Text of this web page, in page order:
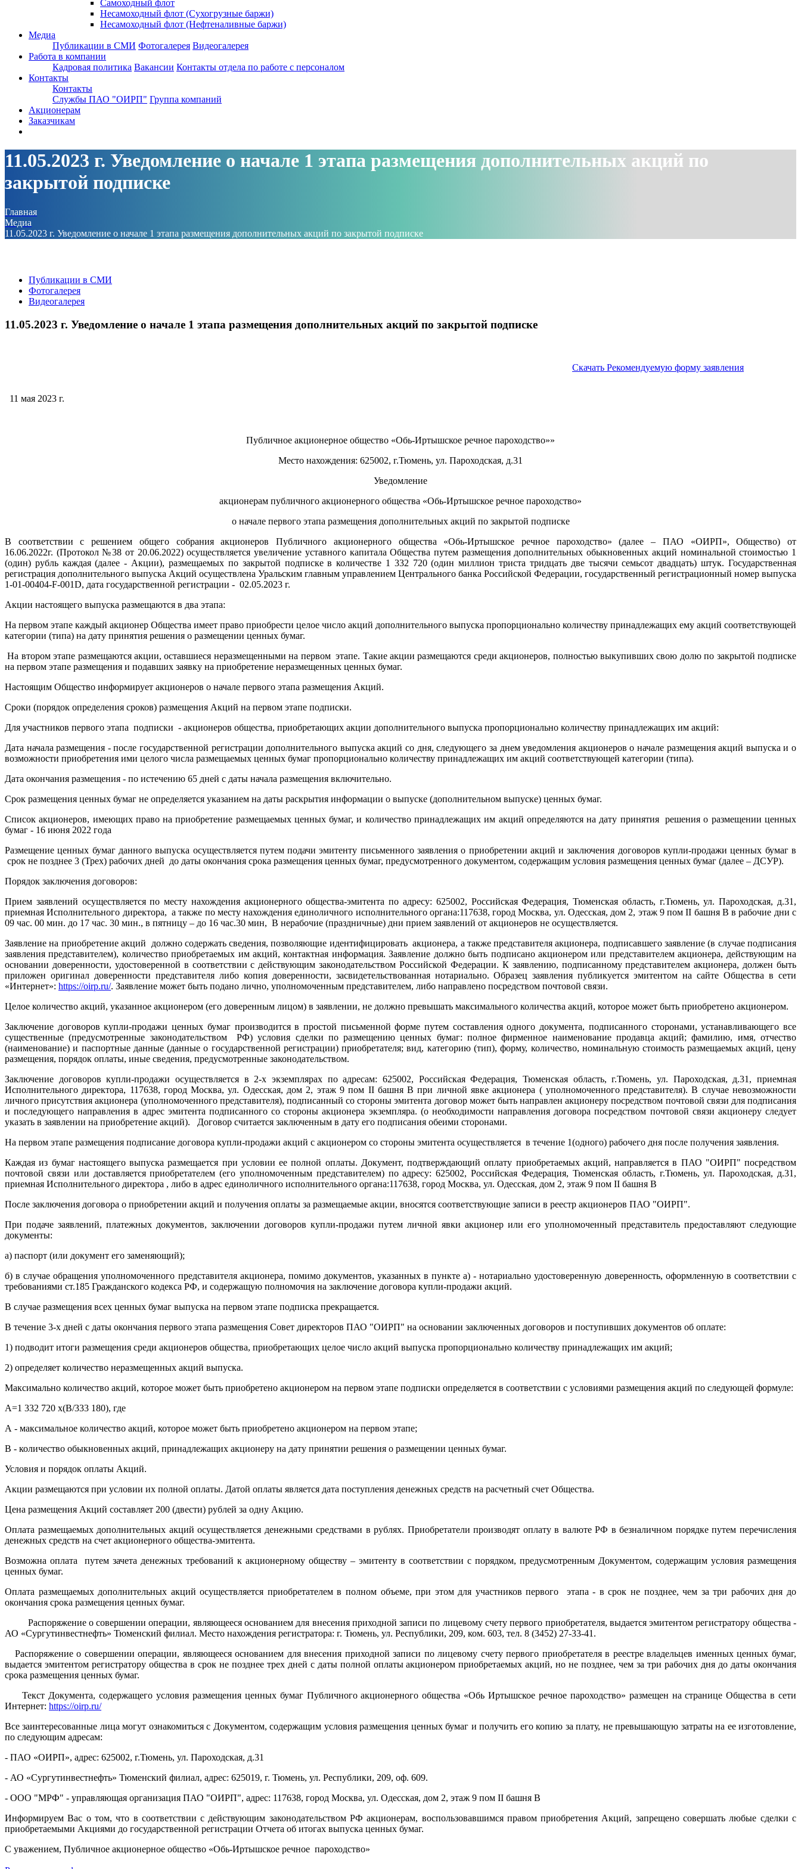
Самоходный флот
Несамоходный флот (Сухогрузные баржи)
Несамоходный флот (Нефтеналивные баржи)
Медиа
Публикации в СМИ Фотогалерея Видеогалерея
Работа в компании
Кадровая политика Вакансии Контакты отдела по работе с персоналом
Контакты
Контакты
Службы ПАО "ОИРП" Группа компаний
Акционерам
Заказчикам
11.05.2023 г. Уведомление о начале 1 этапа размещения дополнительных акций по
закрытой подписке
Главная
Медиа
11.05.2023 г. Уведомление о начале 1 этапа размещения дополнительных акций по закрытой подписке
Публикации в СМИ
Фотогалерея
Видеогалерея
11.05.2023 г. Уведомление о начале 1 этапа размещения дополнительных акций по закрытой подписке
Скачать Рекомендуемую форму заявления
11 мая 2023 г.
Публичное акционерное общество «Обь-Иртышское речное пароходство»»
Место нахождения: 625002, г.Тюмень, ул. Пароходская, д.31
Уведомление
акционерам публичного акционерного общества «Обь-Иртышское речное пароходство»
о начале первого этапа размещения дополнительных акций по закрытой подписке
В соответствии с решением общего собрания акционеров Публичного акционерного общества «Обь-Иртышское речное пароходство» (далее – ПАО «ОИРП», Общество) от
16.06.2022г. (Протокол №38 от 20.06.2022) осуществляется увеличение уставного капитала Общества путем размещения дополнительных обыкновенных акций номинальной стоимостью 1
(один) рубль каждая (далее - Акции), размещаемых по закрытой подписке в количестве 1 332 720 (один миллион триста тридцать две тысячи семьсот двадцать) штук. Государственная
регистрация дополнительного выпуска Акций осуществлена Уральским главным управлением Центрального банка Российской Федерации, государственный регистрационный номер выпуска
1-01-00404-F-001D, дата государственной регистрации - 02.05.2023 г.
Акции настоящего выпуска размещаются в два этапа:
На первом этапе каждый акционер Общества имеет право приобрести целое число акций дополнительного выпуска пропорционально количеству принадлежащих ему акций соответствующей
категории (типа) на дату принятия решения о размещении ценных бумаг.
На втором этапе размещаются акции, оставшиеся неразмещенными на первом этапе. Такие акции размещаются среди акционеров, полностью выкупивших свою долю по закрытой подписке
на первом этапе размещения и подавших заявку на приобретение неразмещенных ценных бумаг.
Настоящим Общество информирует акционеров о начале первого этапа размещения Акций.
Сроки (порядок определения сроков) размещения Акций на первом этапе подписки.
Для участников первого этапа подписки - акционеров общества, приобретающих акции дополнительного выпуска пропорционально количеству принадлежащих им акций:
Дата начала размещения - после государственной регистрации дополнительного выпуска акций со дня, следующего за днем уведомления акционеров о начале размещения акций выпуска и о
возможности приобретения ими целого числа размещаемых ценных бумаг пропорционально количеству принадлежащих им акций соответствующей категории (типа).
Дата окончания размещения - по истечению 65 дней с даты начала размещения включительно.
Срок размещения ценных бумаг не определяется указанием на даты раскрытия информации о выпуске (дополнительном выпуске) ценных бумаг.
Список акционеров, имеющих право на приобретение размещаемых ценных бумаг, и количество принадлежащих им акций определяются на дату принятия решения о размещении ценных
бумаг - 16 июня 2022 года
Размещение ценных бумаг данного выпуска осуществляется путем подачи эмитенту письменного заявления о приобретении акций и заключения договоров купли-продажи ценных бумаг в
срок не позднее 3 (Трех) рабочих дней до даты окончания срока размещения ценных бумаг, предусмотренного документом, содержащим условия размещения ценных бумаг (далее – ДСУР).
Порядок заключения договоров:
Прием заявлений осуществляется по месту нахождения акционерного общества-эмитента по адресу: 625002, Российская Федерация, Тюменская область, г.Тюмень, ул. Пароходская, д.31,
приемная Исполнительного директора, а также по месту нахождения единоличного исполнительного органа:117638, город Москва, ул. Одесская, дом 2, этаж 9 пом II башня В в рабочие дни с
09 час. 00 мин. до 17 час. 30 мин., в пятницу – до 16 час.30 мин, В нерабочие (праздничные) дни прием заявлений от акционеров не осуществляется.
Заявление на приобретение акций должно содержать сведения, позволяющие идентифицировать акционера, а также представителя акционера, подписавшего заявление (в случае подписания
заявления представителем), количество приобретаемых им акций, контактная информация. Заявление должно быть подписано акционером или представителем акционера, действующим на
основании доверенности, удостоверенной в соответствии с действующим законодательством Российской Федерации. К заявлению, подписанному представителем акционера, должен быть
приложен оригинал доверенности представителя либо копия доверенности, засвидетельствованная нотариально. Образец заявления публикуется эмитентом на сайте Общества в сети
«Интернет»: https://oirp.ru/. Заявление может быть подано лично, уполномоченным представителем, либо направлено посредством почтовой связи.
Целое количество акций, указанное акционером (его доверенным лицом) в заявлении, не должно превышать максимального количества акций, которое может быть приобретено акционером.
Заключение договоров купли-продажи ценных бумаг производится в простой письменной форме путем составления одного документа, подписанного сторонами, устанавливающего все
существенные (предусмотренные законодательством РФ) условия сделки по размещению ценных бумаг: полное фирменное наименование продавца акций; фамилию, имя, отчество
(наименование) и паспортные данные (данные о государственной регистрации) приобретателя; вид, категорию (тип), форму, количество, номинальную стоимость размещаемых акций, цену
размещения, порядок оплаты, иные сведения, предусмотренные законодательством.
Заключение договоров купли-продажи осуществляется в 2-х экземплярах по адресам: 625002, Российская Федерация, Тюменская область, г.Тюмень, ул. Пароходская, д.31, приемная
Исполнительного директора, 117638, город Москва, ул. Одесская, дом 2, этаж 9 пом II башня В при личной явке акционера ( уполномоченного представителя). В случае невозможности
личного присутствия акционера (уполномоченного представителя), подписанный со стороны эмитента договор может быть направлен акционеру посредством почтовой связи для подписания
и последующего направления в адрес эмитента подписанного со стороны акционера экземпляра. (о необходимости направления договора посредством почтовой связи акционеру следует
указать в заявлении на приобретение акций). Договор считается заключенным в дату его подписания обеими сторонами.
На первом этапе размещения подписание договора купли-продажи акций с акционером со стороны эмитента осуществляется в течение 1(одного) рабочего дня после получения заявления.
Каждая из бумаг настоящего выпуска размещается при условии ее полной оплаты. Документ, подтверждающий оплату приобретаемых акций, направляется в ПАО "ОИРП" посредством
почтовой связи или доставляется приобретателем (его уполномоченным представителем) по адресу: 625002, Российская Федерация, Тюменская область, г.Тюмень, ул. Пароходская, д.31,
приемная Исполнительного директора , либо в адрес единоличного исполнительного органа:117638, город Москва, ул. Одесская, дом 2, этаж 9 пом II башня В
После заключения договора о приобретении акций и получения оплаты за размещаемые акции, вносятся соответствующие записи в реестр акционеров ПАО "ОИРП".
При подаче заявлений, платежных документов, заключении договоров купли-продажи путем личной явки акционер или его уполномоченный представитель предоставляют следующие
документы:
а) паспорт (или документ его заменяющий);
б) в случае обращения уполномоченного представителя акционера, помимо документов, указанных в пункте а) - нотариально удостоверенную доверенность, оформленную в соответствии с
требованиями ст.185 Гражданского кодекса РФ, и содержащую полномочия на заключение договора купли-продажи акций.
В случае размещения всех ценных бумаг выпуска на первом этапе подписка прекращается.
В течение 3-х дней с даты окончания первого этапа размещения Совет директоров ПАО "ОИРП" на основании заключенных договоров и поступивших документов об оплате:
1) подводит итоги размещения среди акционеров общества, приобретающих целое число акций выпуска пропорционально количеству принадлежащих им акций;
2) определяет количество неразмещенных акций выпуска.
Максимально количество акций, которое может быть приобретено акционером на первом этапе подписки определяется в соответствии с условиями размещения акций по следующей формуле:
А=1 332 720 х(В/333 180), где
А - максимальное количество акций, которое может быть приобретено акционером на первом этапе;
В - количество обыкновенных акций, принадлежащих акционеру на дату принятии решения о размещении ценных бумаг.
Условия и порядок оплаты Акций.
Акции размещаются при условии их полной оплаты. Датой оплаты является дата поступления денежных средств на расчетный счет Общества.
Цена размещения Акций составляет 200 (двести) рублей за одну Акцию.
Оплата размещаемых дополнительных акций осуществляется денежными средствами в рублях. Приобретатели производят оплату в валюте РФ в безналичном порядке путем перечисления
денежных средств на счет акционерного общества-эмитента.
Возможна оплата путем зачета денежных требований к акционерному обществу – эмитенту в соответствии с порядком, предусмотренным Документом, содержащим условия размещения
ценных бумаг.
Оплата размещаемых дополнительных акций осуществляется приобретателем в полном объеме, при этом для участников первого этапа - в срок не позднее, чем за три рабочих дня до
окончания срока размещения ценных бумаг.
Распоряжение о совершении операции, являющееся основанием для внесения приходной записи по лицевому счету первого приобретателя, выдается эмитентом регистратору общества -
АО «Сургутинвестнефть» Тюменский филиал. Место нахождения регистратора: г. Тюмень, ул. Республики, 209, ком. 603, тел. 8 (3452) 27-33-41.
Распоряжение о совершении операции, являющееся основанием для внесения приходной записи по лицевому счету первого приобретателя в реестре владельцев именных ценных бумаг,
выдается эмитентом регистратору общества в срок не позднее трех дней с даты полной оплаты акционером приобретаемых акций, но не позднее, чем за три рабочих дня до даты окончания
срока размещения ценных бумаг.
Текст Документа, содержащего условия размещения ценных бумаг Публичного акционерного общества «Обь Иртышское речное пароходство» размещен на странице Общества в сети
Интернет: https://oirp.ru/
Все заинтересованные лица могут ознакомиться с Документом, содержащим условия размещения ценных бумаг и получить его копию за плату, не превышающую затраты на ее изготовление,
по следующим адресам:
- ПАО «ОИРП», адрес: 625002, г.Тюмень, ул. Пароходская, д.31
- АО «Сургутинвестнефть» Тюменский филиал, адрес: 625019, г. Тюмень, ул. Республики, 209, оф. 609.
- ООО "МРФ" - управляющая организация ПАО "ОИРП", адрес: 117638, город Москва, ул. Одесская, дом 2, этаж 9 пом II башня В
Информируем Вас о том, что в соответствии с действующим законодательством РФ акционерам, воспользовавшимся правом приобретения Акций, запрещено совершать любые сделки с
приобретаемыми Акциями до государственной регистрации Отчета об итогах выпуска ценных бумаг.
С уважением, Публичное акционерное общество «Обь-Иртышское речное пароходство»